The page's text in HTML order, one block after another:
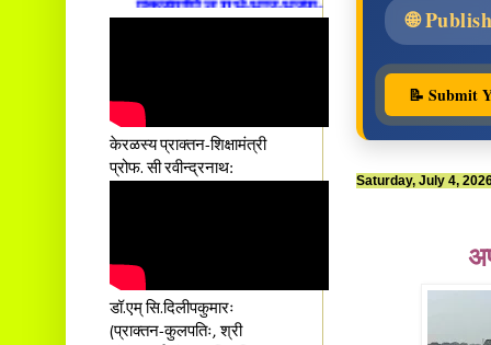
🌐
📝 Submit
Saturday, July 4,
क्लेशस्य यस्याः क्षमो
केरळस्य प्राक्तन-शिक्षामंत्री
प्रोफ. सी रवीन्द्रनाथ:
डॉ.एम् सि.दिलीपकुमारः
(प्राक्तन-कुलपतिः, श्री